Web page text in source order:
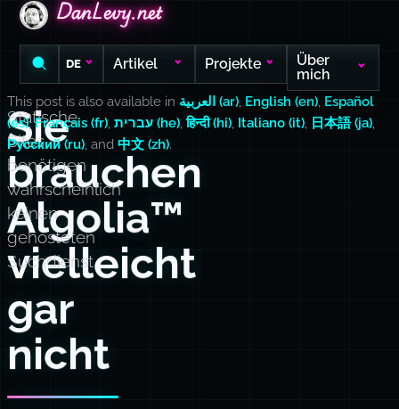
DanLevy.net
DanLevy.net
DanLevy.net
DE Artikel Projekte
Über
mich
Sie
brauchen
Algolia™
vielleicht
gar
nicht
Statische
Sites
benötigen
wahrscheinlich
keinen
gehosteten
Suchdienst
This post is also available in العربية (ar), English (en), Español
(es),Français (fr), עברית (he),हिन्दी (hi), Italiano (it), 日本語 (ja),
Русский (ru), and 中文 (zh).